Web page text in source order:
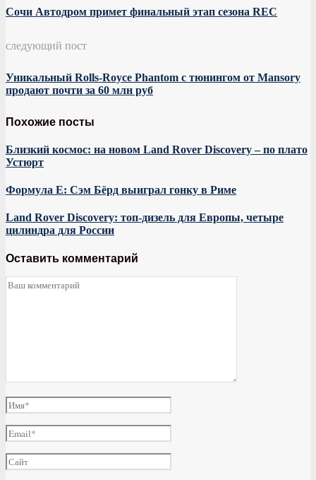
Сочи Автодром примет финальный этап сезона REC
следующий пост
Уникальный Rolls-Royce Phantom с тюнингом от Mansory
продают почти за 60 млн руб
Похожие посты
Близкий космос: на новом Land Rover Discovery – по плато
Устюрт
Формула E: Сэм Бёрд выиграл гонку в Риме
Land Rover Discovery: топ-дизель для Европы, четыре
цилиндра для России
Оставить комментарий